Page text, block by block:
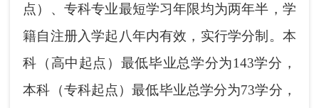
点）、专科专业最短学习年限均为两年半，学
籍自注册入学起八年内有效，实行学分制。本
科（高中起点）最低毕业总学分为143学分，
本科（专科起点）最低毕业总学分为73学分，